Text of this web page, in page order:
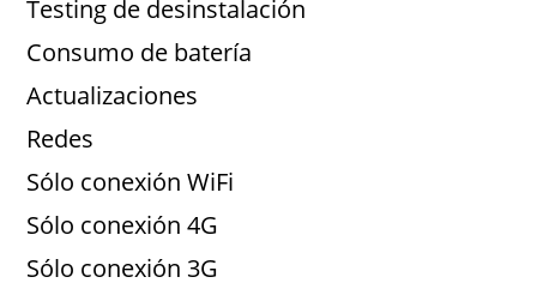
Testing de desinstalación
Consumo de batería
Actualizaciones
Redes
Sólo conexión WiFi
Sólo conexión 4G
Sólo conexión 3G